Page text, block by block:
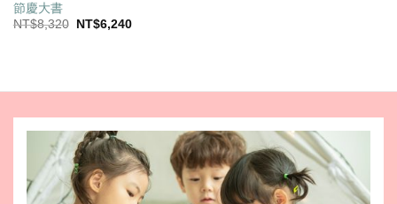
節慶大書
NT$8,320
原
NT$6,240目